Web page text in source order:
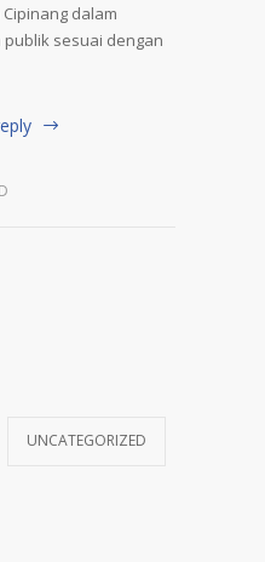
dalam
sesuai dengan
UNCATEGORIZED